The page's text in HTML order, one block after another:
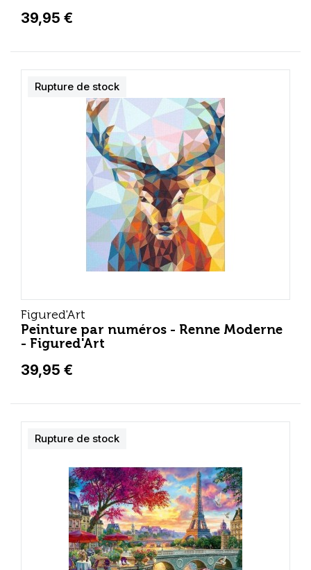
39,95 €
Figured'Art
Peinture par numéros - Renne Moderne
- Figured'Art
39,95 €
Rupture de stock
Rupture de stock